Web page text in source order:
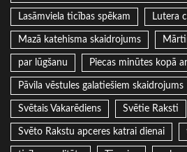
Lasāmviela ticības spēkam Lutera
Mazā katehisma skaidrojums
par lūgšanu Piecas minūtes kopā
Pāvila vēstules galatiešiem skaidrojums
Svētais Vakarēdiens Svētie Raksti
Svēto Rakstu apceres katrai dienai